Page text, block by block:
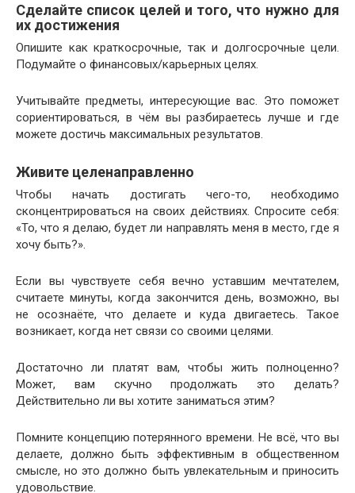
Сделайте список целей и того, что нужно для
их достижения
Опишите как краткосрочные, так и долгосрочные цели.
Подумайте о финансовых/карьерных целях.
Учитывайте предметы, интересующие вас. Это поможет
сориентироваться, в чём вы разбираетесь лучше и где
можете достичь максимальных результатов.
Живите целенаправленно
Чтобы начать достигать чего-то, необходимо
сконцентрироваться на своих действиях. Спросите себя:
«То, что я делаю, будет ли направлять меня в место, где я
хочу быть?».
Если вы чувствуете себя вечно уставшим мечтателем,
считаете минуты, когда закончится день, возможно, вы
не осознаёте, что делаете и куда двигаетесь. Такое
возникает, когда нет связи со своими целями.
Достаточно ли платят вам, чтобы жить полноценно?
Может, вам скучно продолжать это делать?
Действительно ли вы хотите заниматься этим?
Помните концепцию потерянного времени. Не всё, что вы
делаете, должно быть эффективным в общественном
смысле, но это должно быть увлекательным и приносить
удовольствие.